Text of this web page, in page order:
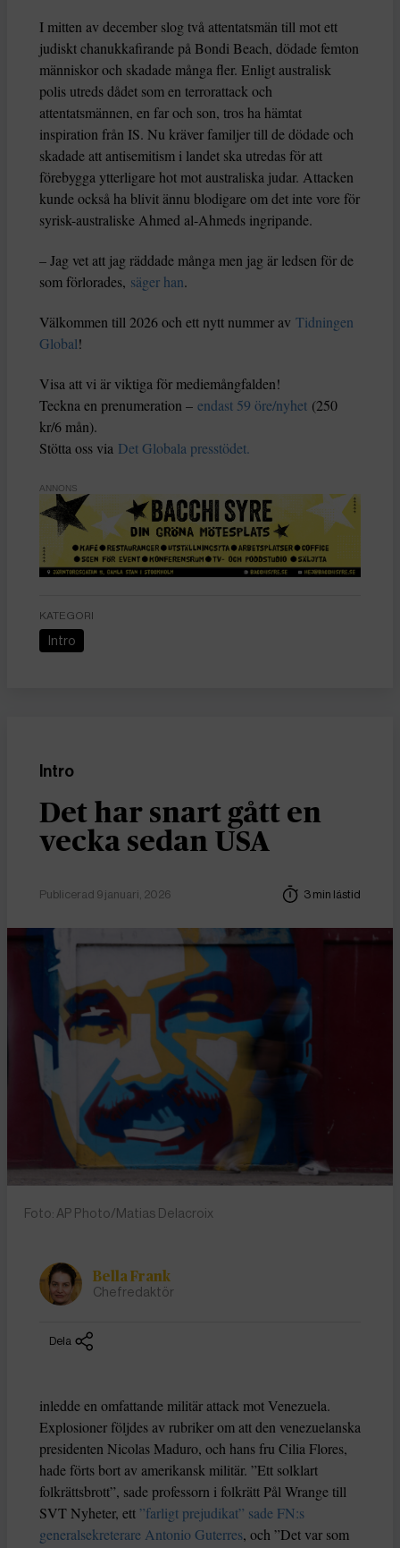
I mitten av december slog två attentatsmän till mot ett
judiskt chanukkafirande på Bondi Beach, dödade femton
människor och skadade många fler. Enligt australisk
polis utreds dådet som en terrorattack och
attentatsmännen, en far och son, tros ha hämtat
inspiration från IS. Nu kräver familjer till de dödade och
skadade att antisemitism i landet ska utredas för att
förebygga ytterligare hot mot australiska judar. Attacken
kunde också ha blivit ännu blodigare om det inte vore för
syrisk-australiske Ahmed al-Ahmeds ingripande.
– Jag vet att jag räddade många men jag är ledsen för de
som förlorades, säger han.
Välkommen till 2026 och ett nytt nummer av Tidningen
Global!
Visa att vi är viktiga för mediemångfalden!
Teckna en prenumeration – endast 59 öre/nyhet (250
kr/6 mån).
Stötta oss via Det Globala presstödet.
ANNONS
KATEGORI
Intro
Intro
Det har snart gått en
vecka sedan USA
Publicerad 9 januari, 2026 3 min lästid
Foto: AP Photo/Matias Delacroix
Bella Frank
Chefredaktör
Dela
inledde en omfattande militär attack mot Venezuela.
Explosioner följdes av rubriker om att den venezuelanska
presidenten Nicolas Maduro, och hans fru Cilia Flores,
hade förts bort av amerikansk militär. ”Ett solklart
folkrättsbrott”, sade professorn i folkrätt Pål Wrange till
SVT Nyheter, ett ”farligt prejudikat” sade FN:s
generalsekreterare Antonio Guterres, och ”Det var som